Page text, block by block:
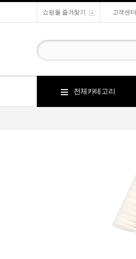
쇼핑몰 즐겨찾기 고객센터
전체카테고리